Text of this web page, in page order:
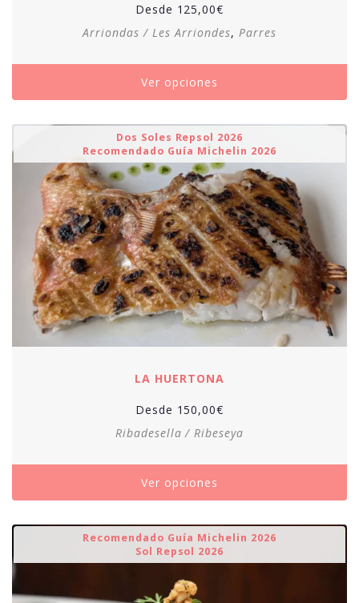
Desde 125,00€
Arriondas / Les Arriondes, Parres
Ver opciones
Dos Soles Repsol 2026
Recomendado Guía Michelin 2026
LA HUERTONA
Desde 150,00€
Ribadesella / Ribeseya
Ver opciones
Recomendado Guía Michelin 2026
Sol Repsol 2026